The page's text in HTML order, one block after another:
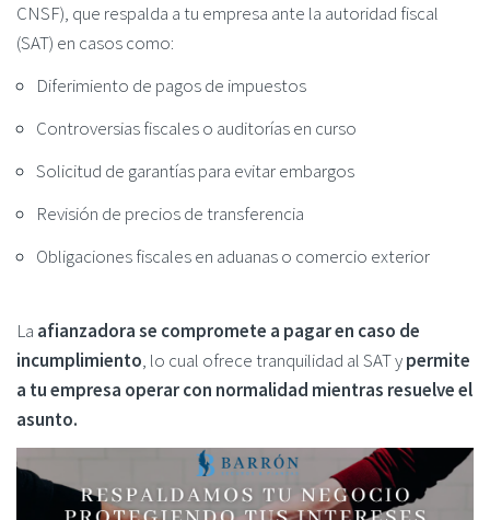
CNSF), que respalda a tu empresa ante la autoridad fiscal
(SAT) en casos como:
Diferimiento de pagos de impuestos
Controversias fiscales o auditorías en curso
Solicitud de garantías para evitar embargos
Revisión de precios de transferencia
Obligaciones fiscales en aduanas o comercio exterior
La afianzadora se compromete a pagar en caso de
incumplimiento, lo cual ofrece tranquilidad al SAT ypermite
a tu empresa operar con normalidad mientras resuelve el
asunto.